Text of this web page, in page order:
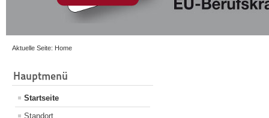
Aktuelle Seite: Home
Hauptmenü
Startseite
Standort